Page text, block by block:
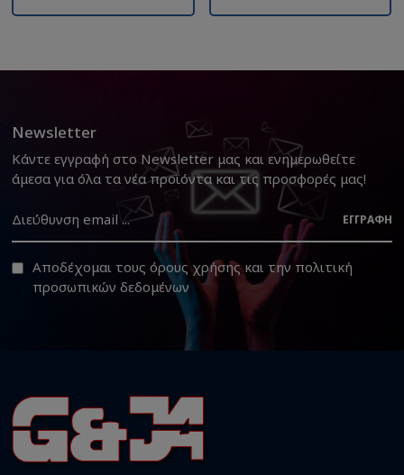
Newsletter
Κάντε εγγραφή στο Newsletter μας και ενημερωθείτε
άμεσα για όλα τα νέα προϊόντα και τις προσφορές μας!
ΕΓΓΡΑΦΉ
Αποδέχομαι τουςόρους χρήσηςκαι την πολιτική
προσωπικών δεδομένων